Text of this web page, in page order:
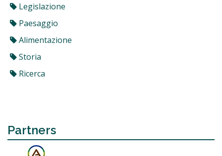
Legislazione
Paesaggio
Alimentazione
Storia
Ricerca
Partners